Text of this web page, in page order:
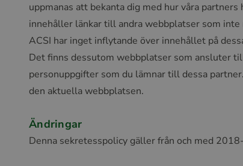
uppmanas att bekanta dig med hur våra
innehåller länkar till andra webbplatser som inte
ACSI har inget inflytande över innehållet på
Det finns dessutom webbplatser som ansluter
personuppgifter som du lämnar till dessa
den aktuella webbplatsen.
Ändringar
Denna sekretesspolicy gäller från och med